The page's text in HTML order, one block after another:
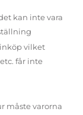
kan inte vara
vilket
får inte
måste varorna